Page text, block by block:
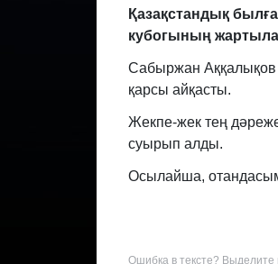
Қазақстандық
кубогының
Сабыржан Аққалықов
қарсы айқасты.
Жекпе-жек тең
суырып алды.
Осылайша,
Ошибка в тексте?